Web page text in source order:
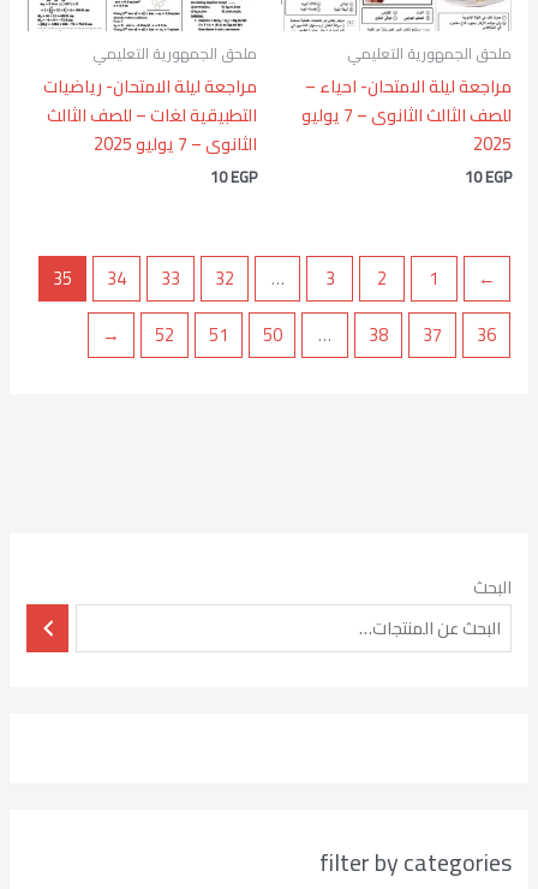
البحث
filter by categories
ملحق الجمهورية التعليمي
مراجعة ليلة الامتحان- احياء –
للصف الثالث الثانوى – 7 يوليو
2025
10EGP
ملحق الجمهورية التعليمي
مراجعة ليلة الامتحان- رياضيات
التطبيقية لغات – للصف الثالث
الثانوى – 7 يوليو 2025
10EGP
→
1
2
3
…
32
33
34
35
36
37
38
…
50
51
52
←